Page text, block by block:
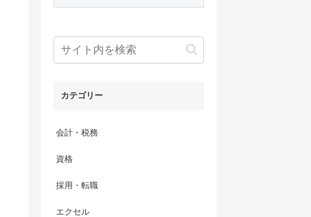
カテゴリー
会計・税務
資格
採用・転職
エクセル